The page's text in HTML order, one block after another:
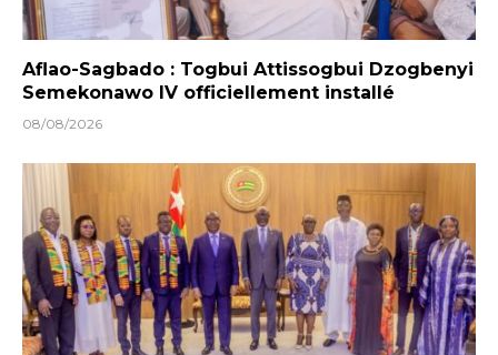
Aflao-Sagbado : Togbui Attissogbui Dzogbenyi
Semekonawo IV officiellement installé
08/08/2026